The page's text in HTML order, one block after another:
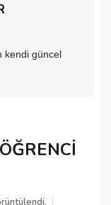
kendi güncel